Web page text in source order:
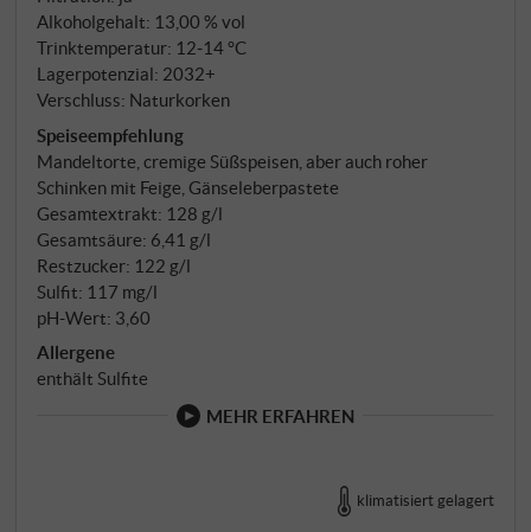
cremigem Schmelz. Ein ausdrucksstarker, eleganter
Dessertwein mit langem Nachhall und regionalem
Charakter. SUPERIORE.DE
Alkoholgehalt: 13,00 % vol
Trinktemperatur: 12‑14 °C
Lagerpotenzial: 2032+
Verschluss: Naturkorken
Speiseempfehlung
Mandeltorte, cremige Süßspeisen, aber auch roher
Schinken mit Feige, Gänseleberpastete
Gesamtextrakt: 128 g/l
Gesamtsäure: 6,41 g/l
Restzucker: 122 g/l
Sulfit: 117 mg/l
pH-Wert: 3,60
Allergene
enthält Sulfite
MEHR ERFAHREN
klimatisiert gelagert